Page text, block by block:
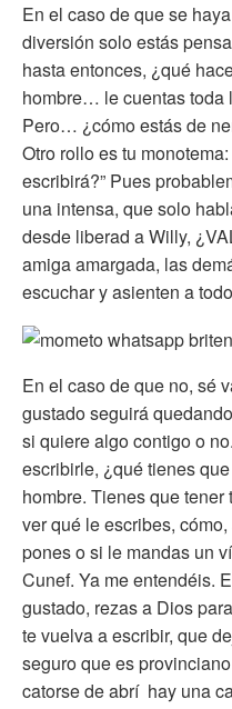
En el caso de que se
diversión solo estás
hasta entonces, ¿qué
hombre… le cuentas toda
Pero… ¿cómo estás de
Otro rollo es tu
escribirá?” Pues
una intensa, que solo
desde liberad a Willy,
amiga amargada, las
escuchar y asienten a
En el caso de que no, sé
gustado seguirá
si quiere algo contigo o
escribirle, ¿qué tienes
hombre. Tienes que
ver qué le escribes,
pones o si le mandas un
Cunef. Ya me entendéis.
gustado, rezas a Dios
te vuelva a escribir, que
seguro que es
catorse de abrí hay una